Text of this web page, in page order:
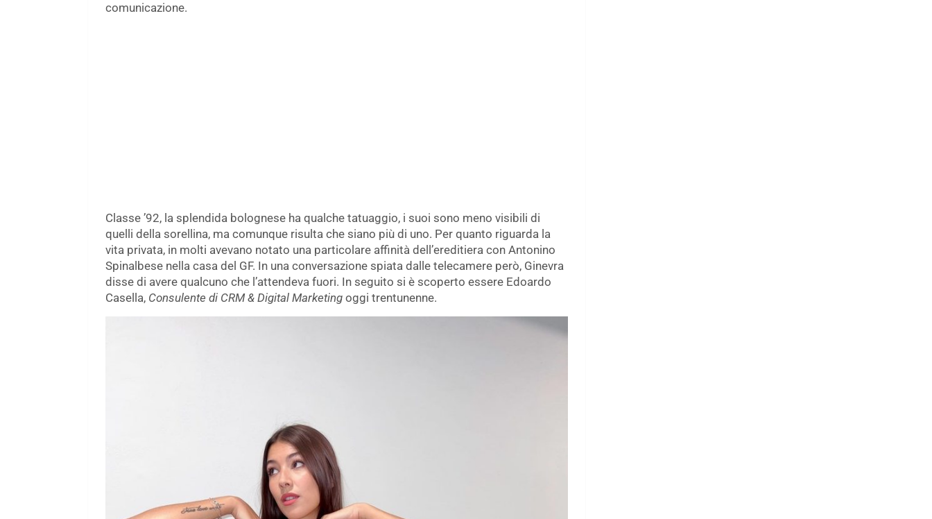
comunicazione.
Classe ’92, la splendida bolognese ha qualche tatuaggio, i suoi sono meno visibili di
quelli della sorellina, ma comunque risulta che siano più di uno. Per quanto riguarda la
vita privata, in molti avevano notato una particolare affinità dell’ereditiera con Antonino
Spinalbese nella casa del GF. In una conversazione spiata dalle telecamere però, Ginevra
disse di avere qualcuno che l’attendeva fuori. In seguito si è scoperto essere Edoardo
Casella, Consulente di CRM & Digital Marketing oggi trentunenne.